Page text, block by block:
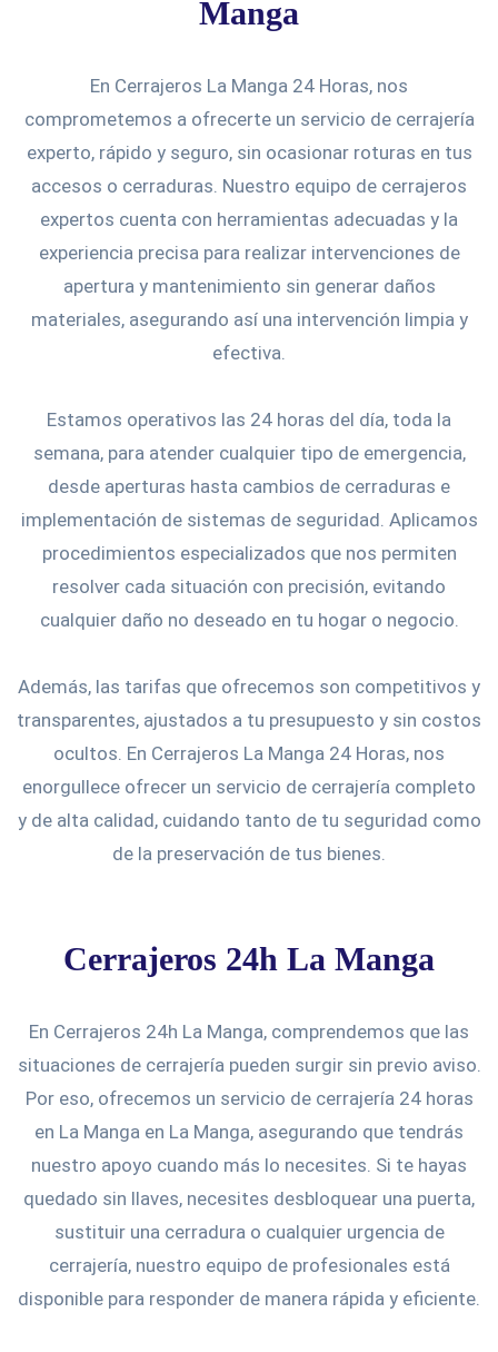
Manga
En Cerrajeros La Manga 24 Horas, nos
comprometemos a ofrecerte un servicio de cerrajería
experto, rápido y seguro, sin ocasionar roturas en tus
accesos o cerraduras. Nuestro equipo de cerrajeros
expertos cuenta con herramientas adecuadas y la
experiencia precisa para realizar intervenciones de
apertura y mantenimiento sin generar daños
materiales, asegurando así una intervención limpia y
efectiva.
Estamos operativos las 24 horas del día, toda la
semana, para atender cualquier tipo de emergencia,
desde aperturas hasta cambios de cerraduras e
implementación de sistemas de seguridad. Aplicamos
procedimientos especializados que nos permiten
resolver cada situación con precisión, evitando
cualquier daño no deseado en tu hogar o negocio.
Además, las tarifas que ofrecemos son competitivos y
transparentes, ajustados a tu presupuesto y sin costos
ocultos. En Cerrajeros La Manga 24 Horas, nos
enorgullece ofrecer un servicio de cerrajería completo
y de alta calidad, cuidando tanto de tu seguridad como
de la preservación de tus bienes.
Cerrajeros 24h La Manga
En Cerrajeros 24h La Manga, comprendemos que las
situaciones de cerrajería pueden surgir sin previo aviso.
Por eso, ofrecemos un servicio de cerrajería 24 horas
en La Manga en La Manga, asegurando que tendrás
nuestro apoyo cuando más lo necesites. Si te hayas
quedado sin llaves, necesites desbloquear una puerta,
sustituir una cerradura o cualquier urgencia de
cerrajería, nuestro equipo de profesionales está
disponible para responder de manera rápida y eficiente.